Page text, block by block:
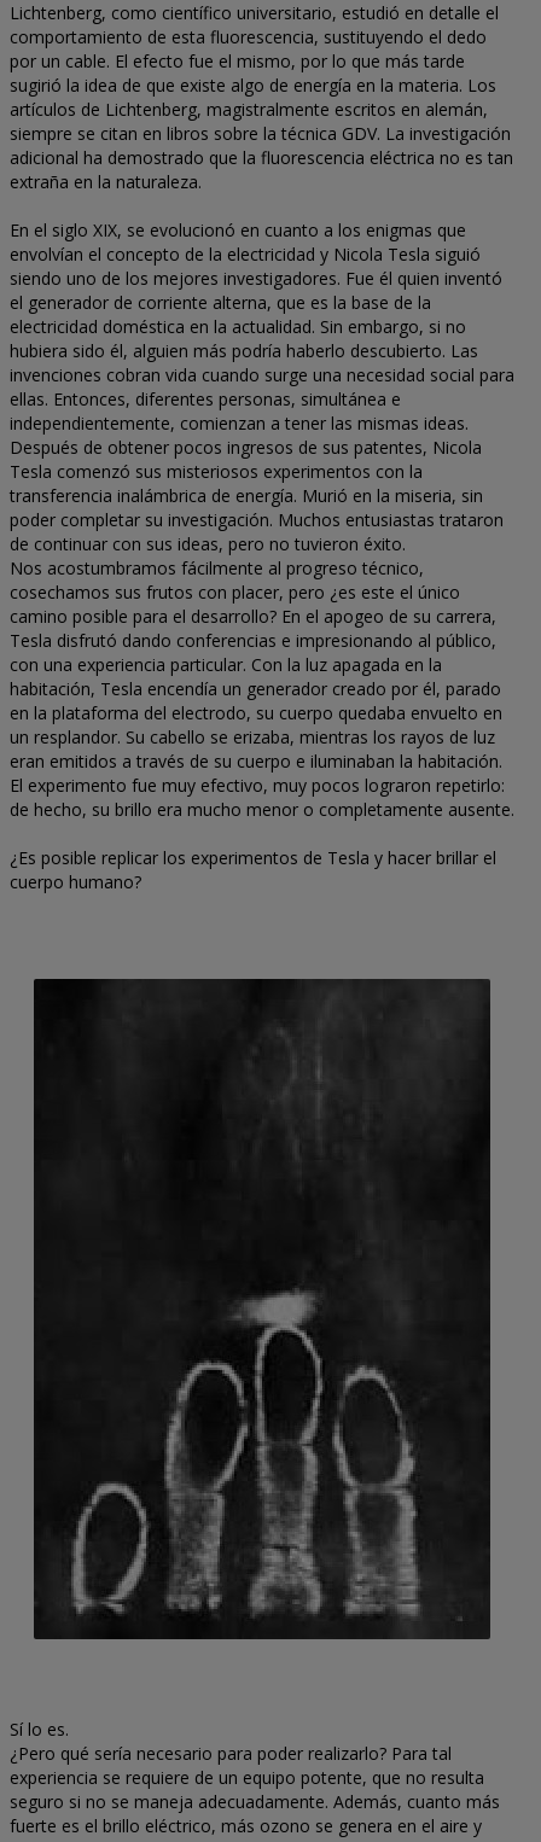
Lichtenberg, como científico universitario, estudió en detalle el
comportamiento de esta fluorescencia, sustituyendo el dedo
por un cable. El efecto fue el mismo, por lo que más tarde
sugirió la idea de que existe algo de energía en la materia. Los
artículos de Lichtenberg, magistralmente escritos en alemán,
siempre se citan en libros sobre la técnica GDV. La investigación
adicional ha demostrado que la fluorescencia eléctrica no es tan
extraña en la naturaleza.
En el siglo XIX, se evolucionó en cuanto a los enigmas que
envolvían el concepto de la electricidad y Nicola Tesla siguió
siendo uno de los mejores investigadores. Fue él quien inventó
el generador de corriente alterna, que es la base de la
electricidad doméstica en la actualidad. Sin embargo, si no
hubiera sido él, alguien más podría haberlo descubierto. Las
invenciones cobran vida cuando surge una necesidad social para
ellas. Entonces, diferentes personas, simultánea e
independientemente, comienzan a tener las mismas ideas.
Después de obtener pocos ingresos de sus patentes, Nicola
Tesla comenzó sus misteriosos experimentos con la
transferencia inalámbrica de energía. Murió en la miseria, sin
poder completar su investigación. Muchos entusiastas trataron
de continuar con sus ideas, pero no tuvieron éxito.
Nos acostumbramos fácilmente al progreso técnico,
cosechamos sus frutos con placer, pero ¿es este el único
camino posible para el desarrollo? En el apogeo de su carrera,
Tesla disfrutó dando conferencias e impresionando al público,
con una experiencia particular. Con la luz apagada en la
habitación, Tesla encendía un generador creado por él, parado
en la plataforma del electrodo, su cuerpo quedaba envuelto en
un resplandor. Su cabello se erizaba, mientras los rayos de luz
eran emitidos a través de su cuerpo e iluminaban la habitación.
El experimento fue muy efectivo, muy pocos lograron repetirlo:
de hecho, su brillo era mucho menor o completamente ausente.
¿Es posible replicar los experimentos de Tesla y hacer brillar el
cuerpo humano?
Sí lo es.
¿Pero qué sería necesario para poder realizarlo? Para tal
experiencia se requiere de un equipo potente, que no resulta
seguro si no se maneja adecuadamente. Además, cuanto más
fuerte es el brillo eléctrico, más ozono se genera en el aire y